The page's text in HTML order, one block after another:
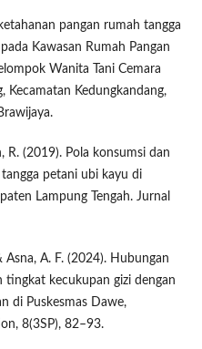
pangan rumah tangga
Kawasan Rumah Pangan
Wanita Tani Cemara
Kecamatan Kedungkandang,
R. (2019). Pola konsumsi dan
petani ubi kayu di
Lampung Tengah. Jurnal
Asna, A. F. (2024). Hubungan
tingkat kecukupan gizi dengan
di Puskesmas Dawe,
8(3SP), 82–93.